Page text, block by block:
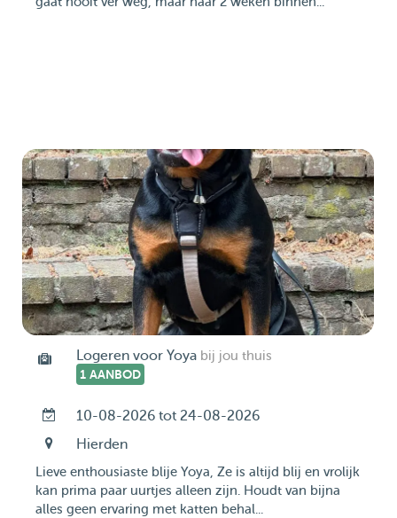
Logeren voor Yoya bij jou thuis
1 AANBOD
10-08-2026 tot 24-08-2026
Hierden
Lieve enthousiaste blije Yoya, Ze is altijd blij en vrolijk
kan prima paar uurtjes alleen zijn. Houdt van bijna
alles geen ervaring met katten behal...